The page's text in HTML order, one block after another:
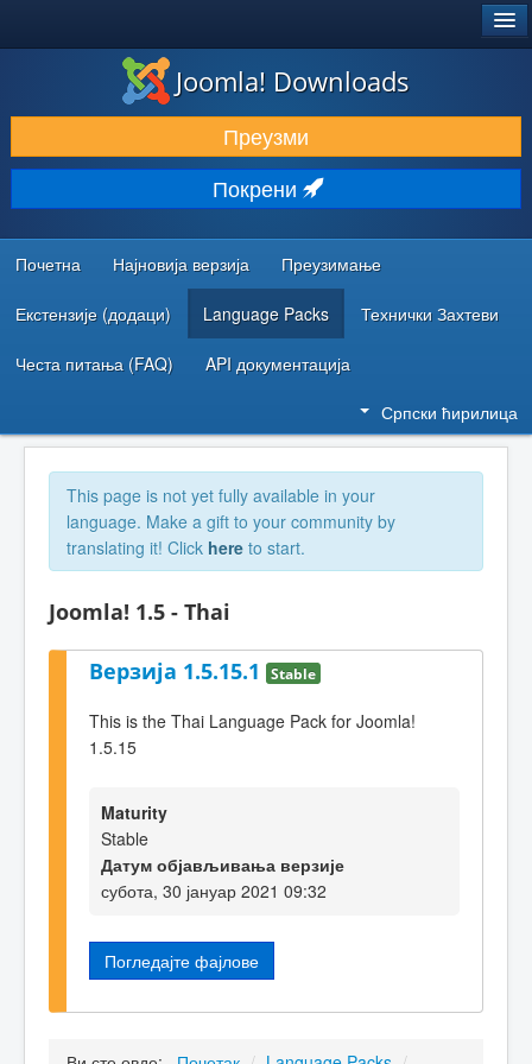
ПРЕУЗИМАЊЕ И ПРОШИРЕЊА (ЕКСТЕНЗИЈЕ)
ОТКРИЈТЕ И НАУЧИТЕ
ЗАЈЕДНИЦА И ПОДРШКА
РЕСУРСИ ЗА РАЗВОЈ
Joomla! Downloads
Преузми
Покрени
Почетна Најновија верзија Преузимање
Екстензије (додаци) Language Packs Технички Захтеви
Честа питања (FAQ) API документација
Српски ћирилица
This page is not yet fully available in your
language. Make a gift to your community by
translating it! Click here to start.
Joomla! 1.5 - Thai
Верзија 1.5.15.1 Stable
This is the Thai Language Pack for Joomla!
1.5.15
Maturity
Stable
Датум објављивања верзије
субота, 30 јануар 2021 09:32
Погледајте фајлове